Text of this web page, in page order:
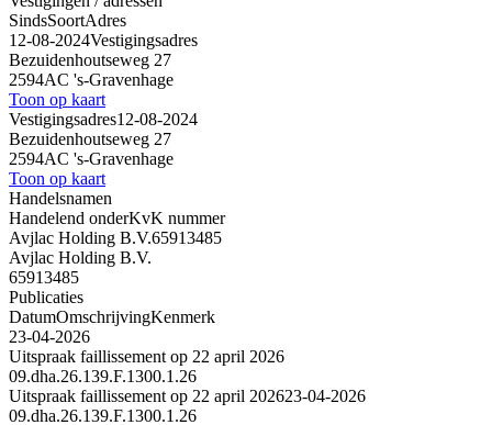
SindsSoortAdres
12-08-2024Vestigingsadres
Bezuidenhoutseweg 27
2594AC 's-Gravenhage
Toon op kaart
Vestigingsadres12-08-2024
Bezuidenhoutseweg 27
2594AC 's-Gravenhage
Toon op kaart
Handelsnamen
Handelend onderKvK nummer
Avjlac Holding B.V.65913485
Avjlac Holding B.V.
65913485
Publicaties
DatumOmschrijvingKenmerk
23-04-2026
Uitspraak faillissement op 22 april 2026
09.dha.26.139.F.1300.1.26
Uitspraak faillissement op 22 april 202623-04-2026
09.dha.26.139.F.1300.1.26